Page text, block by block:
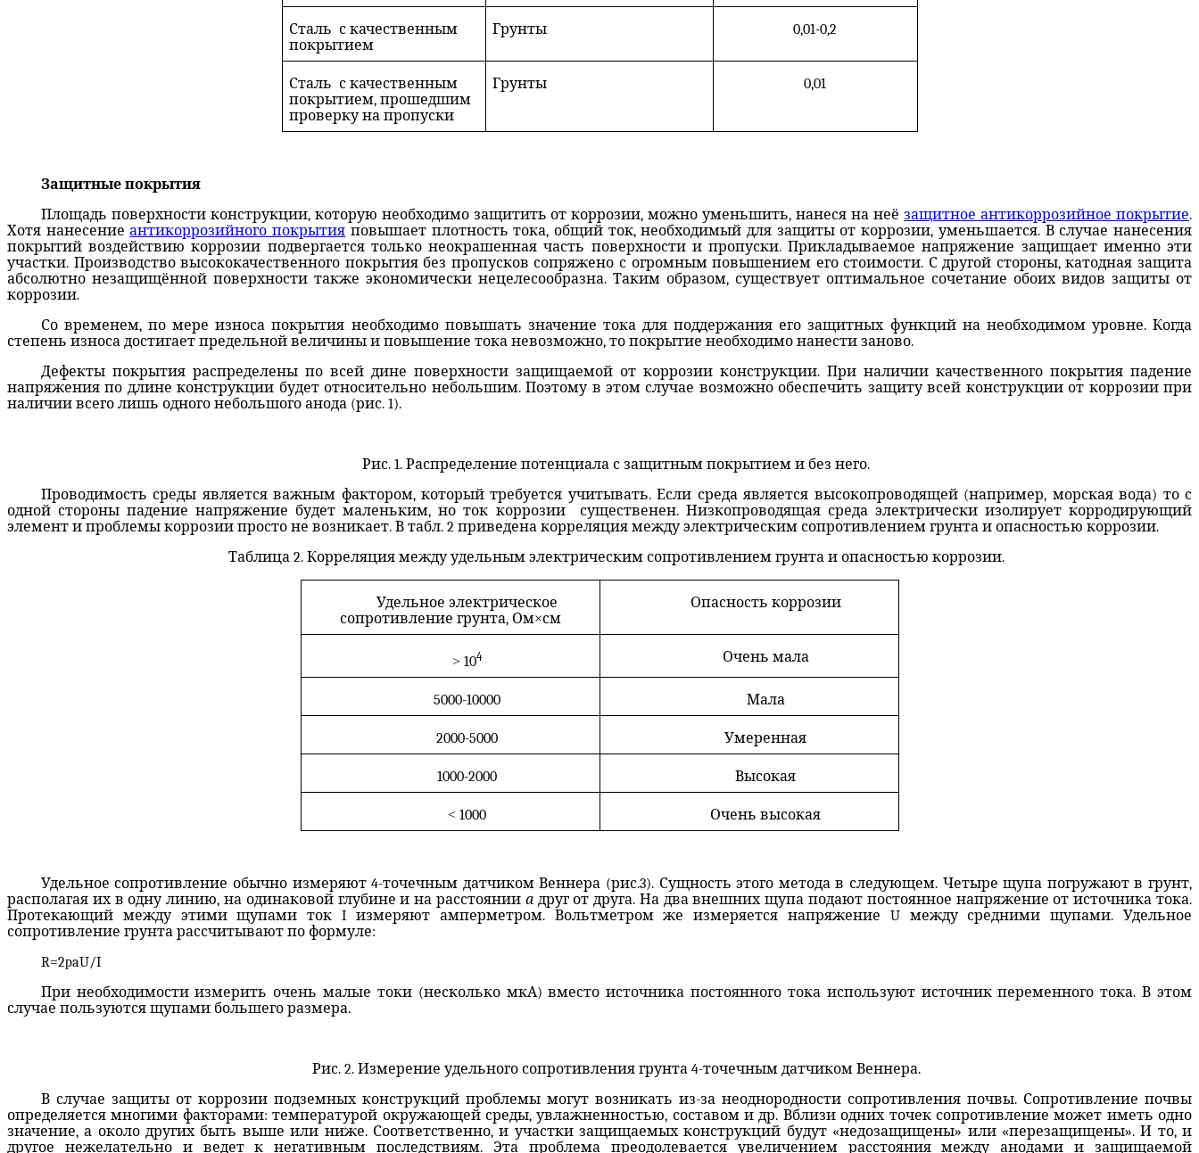
Сталь с качественным
покрытием
Грунты 0,01-0,2
Сталь с качественным
покрытием, прошедшим
проверку на пропуски
Грунты 0,01
Защитные покрытия
Площадь поверхности конструкции, которую необходимо защитить от коррозии, можно уменьшить, нанеся на неёзащитное антикоррозийное покрытие.
Хотя нанесениеантикоррозийного покрытия повышает плотность тока, общий ток, необходимый для защиты от коррозии, уменьшается. В случае нанесения
покрытий воздействию коррозии подвергается только неокрашенная часть поверхности и пропуски. Прикладываемое напряжение защищает именно эти
участки. Производство высококачественного покрытия без пропусков сопряжено с огромным повышением его стоимости. С другой стороны, катодная защита
абсолютно незащищённой поверхности также экономически нецелесообразна. Таким образом, существует оптимальное сочетание обоих видов защиты от
коррозии.
Со временем, по мере износа покрытия необходимо повышать значение тока для поддержания его защитных функций на необходимом уровне. Когда
степень износа достигает предельной величины и повышение тока невозможно, то покрытие необходимо нанести заново.
Дефекты покрытия распределены по всей дине поверхности защищаемой от коррозии конструкции. При наличии качественного покрытия падение
напряжения по длине конструкции будет относительно небольшим. Поэтому в этом случае возможно обеспечить защиту всей конструкции от коррозии при
наличии всего лишь одного небольшого анода (рис. 1).
Рис. 1. Распределение потенциала с защитным покрытием и без него.
Проводимость среды является важным фактором, который требуется учитывать. Если среда является высокопроводящей (например, морская вода) то с
одной стороны падение напряжение будет маленьким, но ток коррозии
существенен. Низкопроводящая среда электрически изолирует корродирующий
элемент и проблемы коррозии просто не возникает. В табл. 2 приведена корреляция между электрическим сопротивлением грунта и опасностью коррозии.
Таблица 2. Корреляция между удельным электрическим сопротивлением грунта и опасностью коррозии.
Удельное электрическое
сопротивление грунта, Ом×см
Опасность коррозии
>104 Очень мала
5000-10000 Мала
2000-5000 Умеренная
1000-2000 Высокая
<1000 Очень высокая
Удельное сопротивление обычно измеряют 4-точечным датчиком Веннера (рис.3). Сущность этого метода в следующем. Четыре щупа погружают в грунт,
располагая их в одну линию, на одинаковой глубине и на расстоянии адруг от друга. На два внешних щупа подают постоянное напряжение от источника тока.
Протекающий между этими щупами токI измеряют амперметром. Вольтметром же измеряется напряжение Uмежду средними щупами. Удельное
сопротивление грунта рассчитывают по формуле:
R=2paU/I
При необходимости измерить очень малые токи (несколько мкА) вместо источника постоянного тока используют источник переменного тока. В этом
случае пользуются щупами большего размера.
Рис. 2. Измерение удельного сопротивления грунта 4-точечным датчиком Веннера.
В случае защиты от коррозии подземных конструкций проблемы могут возникать из-за неоднородности сопротивления почвы. Сопротивление почвы
определяется многими факторами: температурой окружающей среды, увлажненностью, составом и др. Вблизи одних точек сопротивление может иметь одно
значение, а около других быть выше или ниже. Соответственно, и участки защищаемых конструкций будут «недозащищены» или «перезащищены». И то, и
другое нежелательно и ведет к негативным последствиям. Эта проблема преодолевается увеличением расстояния между анодами и защищаемой